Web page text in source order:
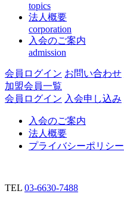
topics
法人概要
corporation
入会のご案内
admission
会員ログイン お問い合わせ
加盟会員一覧
会員ログイン 入会申し込み
入会のご案内
法人概要
プライバシーポリシー
TEL 03-6630-7488